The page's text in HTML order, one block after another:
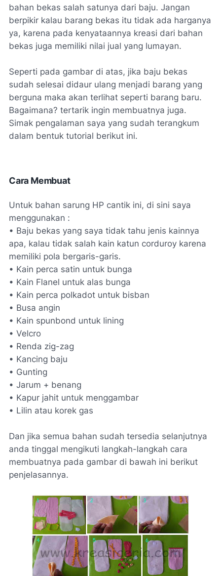
bahan bekas salah satunya dari baju. Jangan
berpikir kalau barang bekas itu tidak ada harganya
ya, karena pada kenyataannya kreasi dari bahan
bekas juga memiliki nilai jual yang lumayan.
Seperti pada gambar di atas, jika baju bekas
sudah selesai didaur ulang menjadi barang yang
berguna maka akan terlihat seperti barang baru.
Bagaimana? tertarik ingin membuatnya juga.
Simak pengalaman saya yang sudah terangkum
dalam bentuk tutorial berikut ini.
Cara Membuat
Untuk bahan sarung HP cantik ini, di sini saya
menggunakan :
• Baju bekas yang saya tidak tahu jenis kainnya
apa, kalau tidak salah kain katun corduroy karena
memiliki pola bergaris-garis.
• Kain perca satin untuk bunga
• Kain Flanel untuk alas bunga
• Kain perca polkadot untuk bisban
• Busa angin
• Kain spunbond untuk lining
• Velcro
• Renda zig-zag
• Kancing baju
• Gunting
• Jarum + benang
• Kapur jahit untuk menggambar
• Lilin atau korek gas
Dan jika semua bahan sudah tersedia selanjutnya
anda tinggal mengikuti langkah-langkah cara
membuatnya pada gambar di bawah ini berikut
penjelasannya.